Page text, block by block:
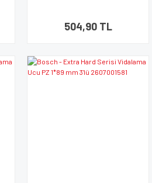
504,90 TL